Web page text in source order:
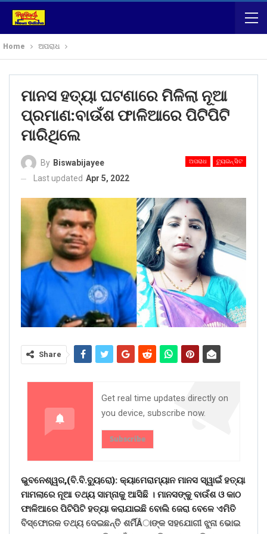
Home ଅପରାଧ
ମାନସ ହତ୍ୟା ଘଟଣାରେ ମିଳିଲା ନୂଆ
ପ୍ରମାଣ:ବାଉଁଶ ଫାଳିଆରେ ପିଟିପିଟି
ମାରିଥିଲେ
ଅପରାଧ ଟ୍ୟୁଇନ୍ ସିଟ
By Biswabijayee
Last updated Apr 5, 2022
Share
Get real time updates directly on
you device, subscribe now.
Subscribe
ଭୁବନେଶ୍ୱର,(ବି.ବି.ବୁ୍ୟରୋ): କ୍ୟାମେରାମ୍ୟାନ ମାନସ ସ୍ୱାଇଁ ହତ୍ୟା
ମାମଲାରେ ନୂଆ ତଥ୍ୟ ସାମ୍ନାକୁ ଆସିଛି । ମାନସଙ୍କୁ ବାଉଁଶ ଓ କାଠ
ଫାଳିଆରେ ପିଟିପିଟି ହତ୍ୟା କରାଯାଇଛି ବୋଲି ଜେରା ବେଳେ ଏମିତି
ବିସ୍ଫୋରକ ତଥ୍ୟ ଦେଇଛନ୍ତି ଶର୍ମିÂାଙ୍କ ସହଯୋଗୀ ଝୁନା ଭୋଇ